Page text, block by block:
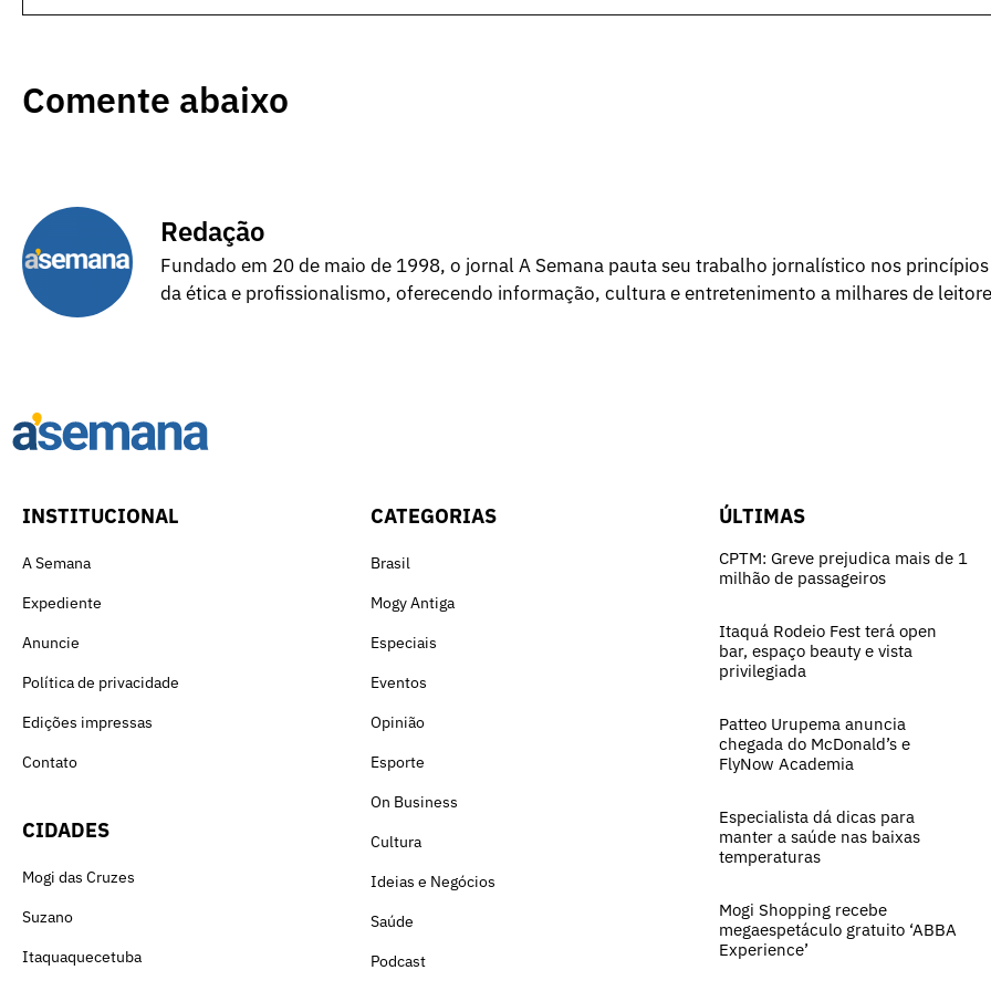
Comente abaixo
Redação
Fundado em 20 de maio de 1998, o jornal A Semana pauta seu trabalho jornalístico nos princípios
da ética e profissionalismo, oferecendo informação, cultura e entretenimento a milhares de
INSTITUCIONAL
A Semana
Expediente
Anuncie
Política de privacidade
Edições impressas
Contato
CIDADES
Mogi das Cruzes
Suzano
Itaquaquecetuba
CATEGORIAS
Brasil
Mogy Antiga
Especiais
Eventos
Opinião
Esporte
On Business
Cultura
Ideias e Negócios
Saúde
Podcast
ÚLTIMAS
CPTM: Greve prejudica mais de 1
milhão de passageiros
Itaquá Rodeio Fest terá open
bar, espaço beauty e vista
privilegiada
Patteo Urupema anuncia
chegada do McDonald’s e
FlyNow Academia
Especialista dá dicas para
manter a saúde nas baixas
temperaturas
Mogi Shopping recebe
megaespetáculo gratuito ‘ABBA
Experience’